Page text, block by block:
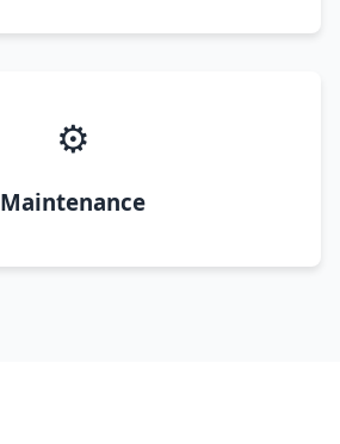
⚙️
Maintenance